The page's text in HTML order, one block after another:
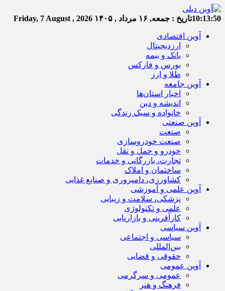
10:13:51تاریخ : جمعه, ۱۶ مرداد , ۱۴۰۵ Friday, 7 August , 2026
آوین اقتصادی
ارزدیجیتال
بانک و بیمه
بورس و فارکس
طلا و ارز
آوین جامعه
اخبار استان‌ها
اندیشه و دین
خانواده و سبک زندگی
آوین صنعتی
صنعت
صنعت خودروسازی
خودرو و حمل و نقل
تجارت، بازرگانی و خدمات
ساختمان و املاک
کشاورزی، دامپروری و صنایع غذایی
آوین علمی و آموزشی
پزشکی، سلامت و زیبایی
علمی و تکنولوژی
کارآفرینی و بازاریابی
آوین سیاسی
سیاسی و اجتماعی
بین‌المللی
حقوقی و قضایی
آوین عمومی
عمومی و سرگرمی
فرهنگ و هنر